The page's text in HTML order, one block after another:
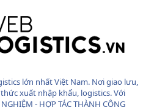
lớn nhất Việt Nam. Nơi giao lưu,
xuất nhập khẩu, logistics. Với
- HỢP TÁC THÀNH CÔNG